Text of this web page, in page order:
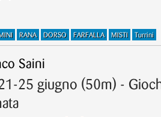
RANA DORSO FARFALLA MISTI Turrini
Saini
25 giugno (50m) -